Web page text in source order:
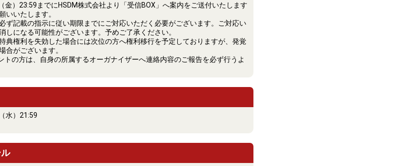
）23:59までにHSDM株式会社より「受信BOX」へ案内をご送付いたします
いいたします。
ず記載の指示に従い期限までにご対応いただく必要がございます。ご対応い
しになる可能性がございます。予めご了承ください。
典権利を失効した場合には次位の方へ権利移行を予定しておりますが、発覚
合がございます。
トの方は、自身の所属するオーガナイザーへ連絡内容のご報告を必ず行うよ
水）21:59